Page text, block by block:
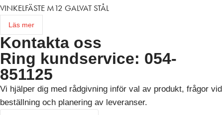
VINKELFÄSTE M12 GALVAT STÅL
Läs mer
Kontakta oss
Ring kundservice: 054-
851125
Vi hjälper dig med rådgivning inför val av produkt, frågor vid
beställning och planering av leveranser.